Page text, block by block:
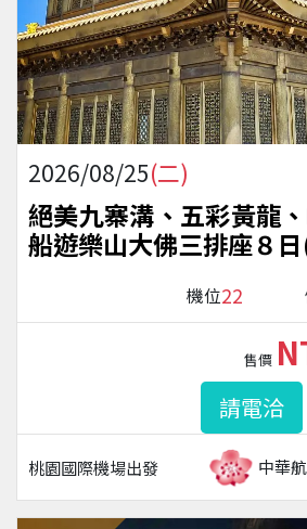
2026/08/25(二)
絕美九寨溝、五彩黃龍
船遊樂山大佛三排座８
機位22
桃園國際機場出發 中華
售價
請電洽